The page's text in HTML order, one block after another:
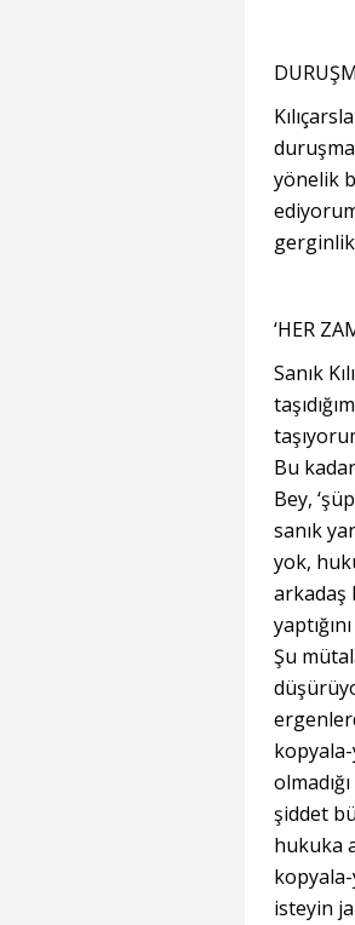
duruşma
yönelik
gerginlik
‘HER
Sanık
Bu
Bey,
sanık
yok,
arkadaş
Şu
kopyala-
şiddet
hukuka
kopyala-
isteyin